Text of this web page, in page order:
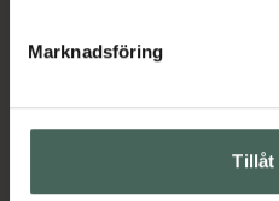
Marknadsföring
Tillåt
Kundservice
Vanliga frågor
Hitta apotek
Leverans, betalning och retur